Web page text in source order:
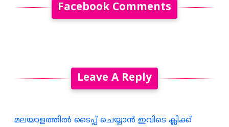
Facebook Comments
Leave A Reply
മലയാളത്തില്‍ ടൈപ്പ് ചെയ്യാന്‍ ഇവിടെ ക്ലിക്ക്